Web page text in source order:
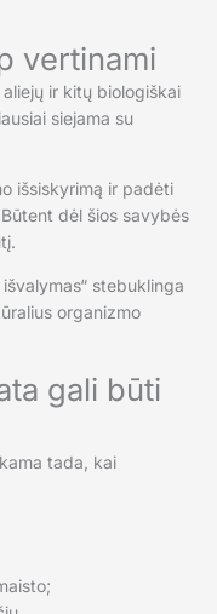
vertinami
ir kitų biologiškai
siejama su
išsiskyrimą ir padėti
dėl šios savybės
stebuklinga
organizmo
gali būti
tada, kai